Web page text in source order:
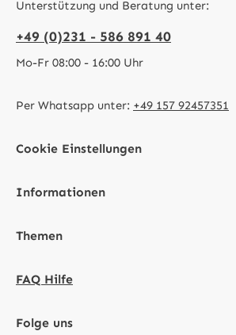
Unterstützung und Beratung unter:
+49 (0)231 - 586 891 40
Mo-Fr 08:00 - 16:00 Uhr
Per Whatsapp unter: +49 157 92457351
Cookie Einstellungen
Informationen
Themen
FAQ Hilfe
Folge uns